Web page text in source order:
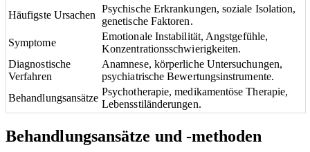
Häufigste Ursachen
Psychische Erkrankungen, soziale Isolation,
genetische Faktoren.
Symptome
Emotionale Instabilität, Angstgefühle,
Konzentrationsschwierigkeiten.
Diagnostische
Verfahren
Anamnese, körperliche Untersuchungen,
psychiatrische Bewertungsinstrumente.
Behandlungsansätze
Psychotherapie, medikamentöse Therapie,
Lebensstiländerungen.
Behandlungsansätze und -methoden